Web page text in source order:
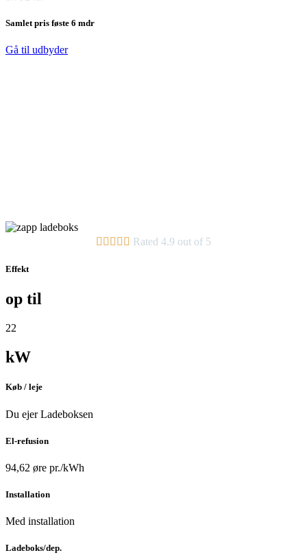
Samlet pris føste 6 mdr
Gå til udbyder
     Rated 4.9 out of 5
Effekt
op til
22
kW
Køb / leje
Du ejer Ladeboksen
El-refusion
94,62 øre pr./kWh
Installation
Med installation
Ladeboks/dep.